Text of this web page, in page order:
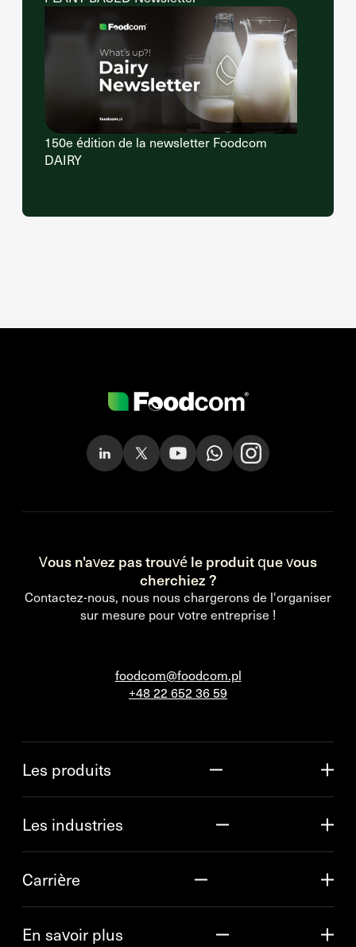
150e édition de la newsletter Foodcom
DAIRY
Vous n'avez pas trouvé le produit que vous
cherchiez ?
Contactez-nous, nous nous chargerons de l'organiser
sur mesure pour votre entreprise !
foodcom@foodcom.pl
+48 22 652 36 59
Les produits
Les industries
Carrière
En savoir plus